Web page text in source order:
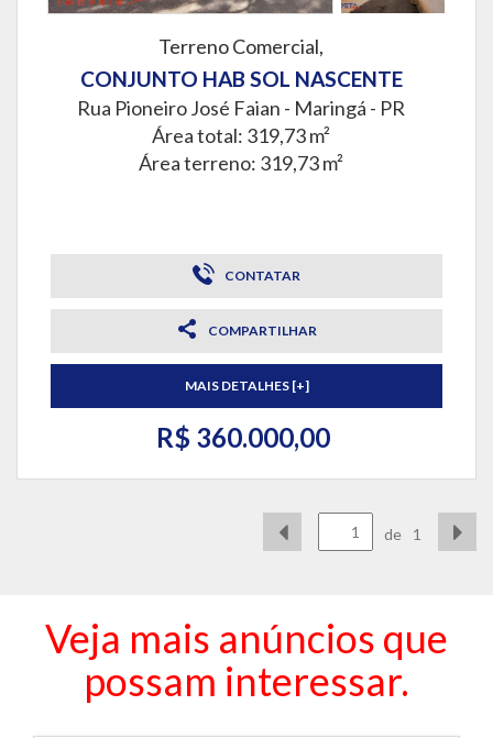
Terreno Comercial,
CONJUNTO HAB SOL NASCENTE
Rua Pioneiro José Faian - Maringá - PR
Área total: 319,73 m²
Área terreno: 319,73 m²
CONTATAR
COMPARTILHAR
MAIS DETALHES [+]
R$ 360.000,00
de 1
Veja mais anúncios que
possam interessar.